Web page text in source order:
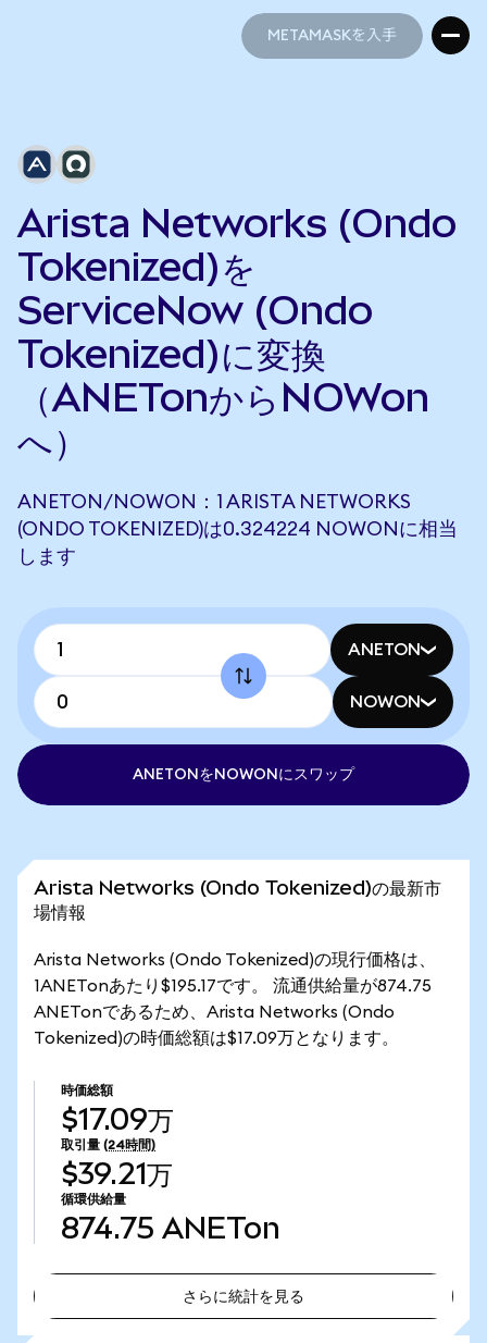
METAMASKを入手
Arista Networks (Ondo
Tokenized)を
ServiceNow (Ondo
Tokenized)に変換
（ANETonからNOWon
へ）
ANETON/NOWON：1 ARISTA NETWORKS
(ONDO TOKENIZED)は0.324224 NOWONに相当
します
ANETON
NOWON
ANETONをNOWONにスワップ
Arista Networks (Ondo Tokenized)の最新市
場情報
Arista Networks (Ondo Tokenized)の現行価格は、
1ANETonあたり$195.17です。 流通供給量が874.75
ANETonであるため、Arista Networks (Ondo
Tokenized)の時価総額は$17.09万となります。
時価総額
$17.09万
取引量 (24時間)
$39.21万
循環供給量
874.75 ANETon
さらに統計を見る